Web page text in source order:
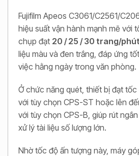
Fujifilm Apeos C3061/C2561/
hiệu suất vận hành mạnh mẽ với
chụp đạt 20 / 25 / 30 trang/phút
liệu màu và đen trắng, đáp ứng
việc hằng ngày trong văn phòng.
Ở chức năng quét, thiết bị đạt tốc
với tùy chọn CPS-ST hoặc lên
với tùy chọn CPS-B, giúp rút
xử lý tài liệu số lượng lớn.
Nhờ tốc độ ấn tượng này, máy